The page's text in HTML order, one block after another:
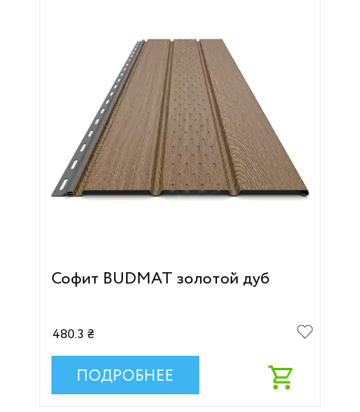
Софит BUDMAT золотой дуб
480.3 ₴
ПОДРОБНЕЕ